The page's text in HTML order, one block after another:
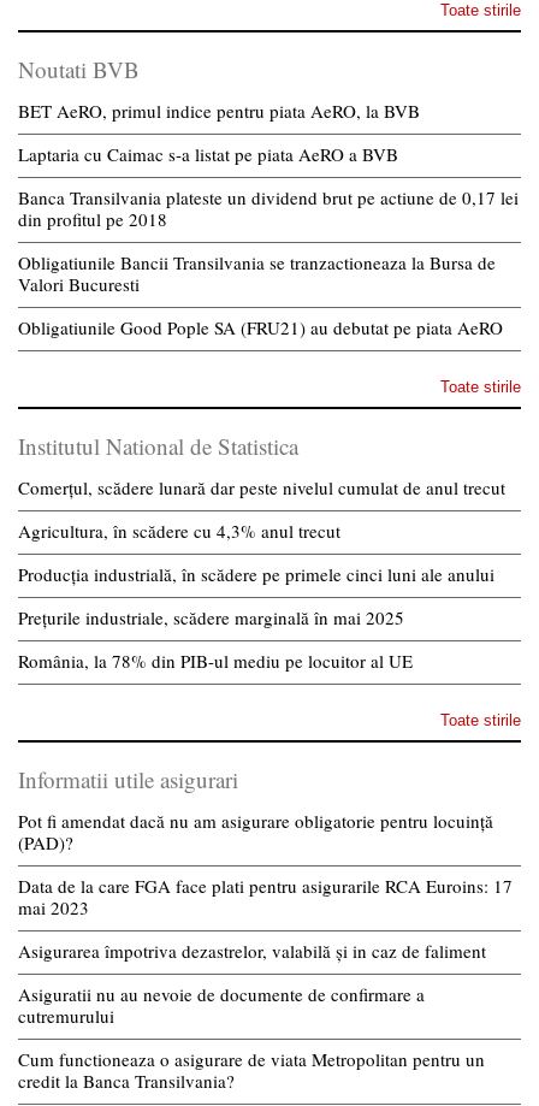
Toate stirile
Noutati BVB
BET AeRO, primul indice pentru piata AeRO, la BVB
Laptaria cu Caimac s-a listat pe piata AeRO a BVB
Banca Transilvania plateste un dividend brut pe actiune de 0,17 lei
din profitul pe 2018
Obligatiunile Bancii Transilvania se tranzactioneaza la Bursa de
Valori Bucuresti
Obligatiunile Good Pople SA (FRU21) au debutat pe piata AeRO
Toate stirile
Institutul National de Statistica
Comerțul, scădere lunară dar peste nivelul cumulat de anul trecut
Agricultura, în scădere cu 4,3% anul trecut
Producția industrială, în scădere pe primele cinci luni ale anului
Prețurile industriale, scădere marginală în mai 2025
România, la 78% din PIB-ul mediu pe locuitor al UE
Toate stirile
Informatii utile asigurari
Pot fi amendat dacă nu am asigurare obligatorie pentru locuință
(PAD)?
Data de la care FGA face plati pentru asigurarile RCA Euroins: 17
mai 2023
Asigurarea împotriva dezastrelor, valabilă și in caz de faliment
Asiguratii nu au nevoie de documente de confirmare a
cutremurului
Cum functioneaza o asigurare de viata Metropolitan pentru un
credit la Banca Transilvania?